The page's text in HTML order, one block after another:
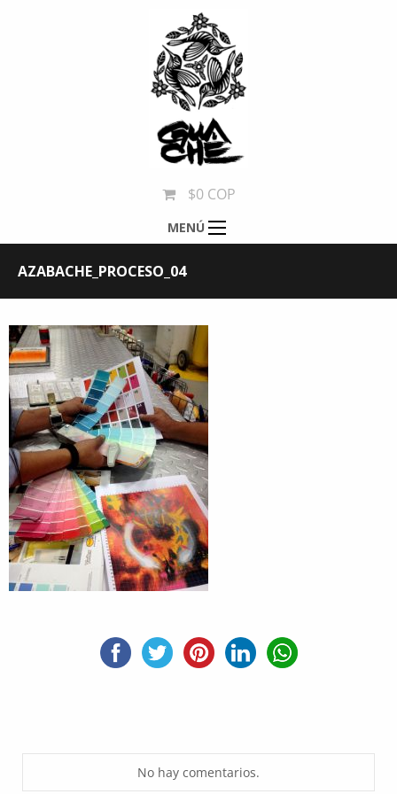
$0 COP
MENÚ
AZABACHE_PROCESO_04
No hay comentarios.